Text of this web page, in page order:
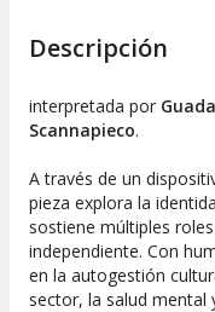
Descripción
interpretada por
Scannapieco.
A través de un
pieza explora la
sostiene múltiples
independiente. Con
en la autogestión
sector, la salud mental